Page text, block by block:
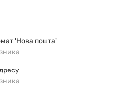
'Нова пошта'
підходить для вживання під
чи на роботі, коли потрібен
Monsters 4 ENERGY
досягати більшого без
харчування.